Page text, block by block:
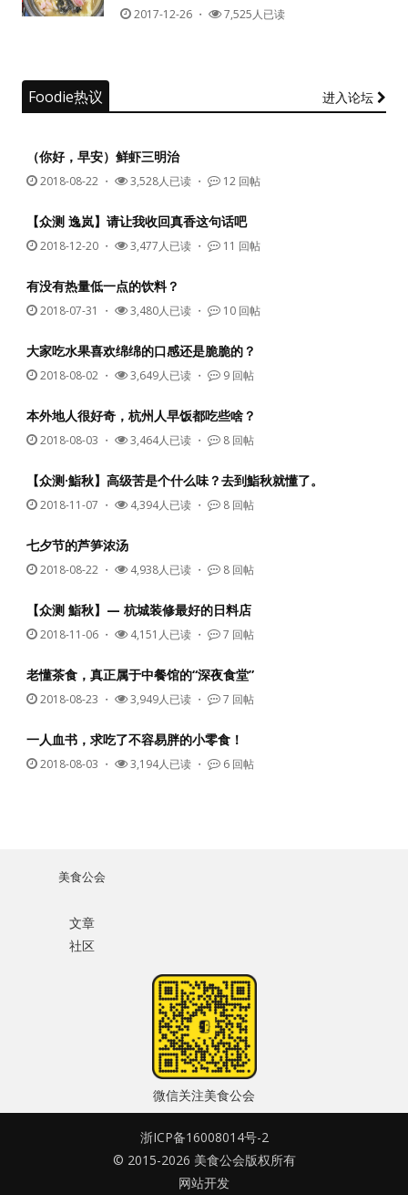
没帐号？注册一个
2017-12-26 ・ 7,525人已读
Foodie热议 进入论坛
（你好，早安）鲜虾三明治
2018-08-22 ・ 3,528人已读 ・ 12 回帖
【众测 逸岚】请让我收回真香这句话吧
2018-12-20 ・ 3,477人已读 ・ 11 回帖
有没有热量低一点的饮料？
2018-07-31 ・ 3,480人已读 ・ 10 回帖
大家吃水果喜欢绵绵的口感还是脆脆的？
2018-08-02 ・ 3,649人已读 ・ 9 回帖
本外地人很好奇，杭州人早饭都吃些啥？
2018-08-03 ・ 3,464人已读 ・ 8 回帖
【众测·鮨秋】高级苦是个什么味？去到鮨秋就懂了。
2018-11-07 ・ 4,394人已读 ・ 8 回帖
七夕节的芦笋浓汤
2018-08-22 ・ 4,938人已读 ・ 8 回帖
【众测 鮨秋】— 杭城装修最好的日料店
2018-11-06 ・ 4,151人已读 ・ 7 回帖
老懂茶食，真正属于中餐馆的“深夜食堂”
2018-08-23 ・ 3,949人已读 ・ 7 回帖
一人血书，求吃了不容易胖的小零食！
2018-08-03 ・ 3,194人已读 ・ 6 回帖
美食公会
文章
社区
微信关注美食公会
浙ICP备16008014号-2
© 2015-2026 美食公会版权所有
网站开发